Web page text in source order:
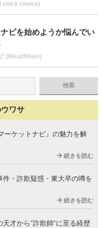
stock choice)
ビを始めようか悩んでい
(WealthNavi)
ワサ
ーケットナビ』の魅力を解
続きを読む
・詐欺疑惑・東大卒の噂を
続きを読む
才から”詐欺師”に至る経歴